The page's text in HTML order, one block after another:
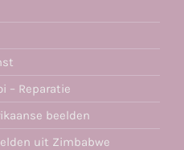
– Reparatie
beelden
uit Zimbabwe